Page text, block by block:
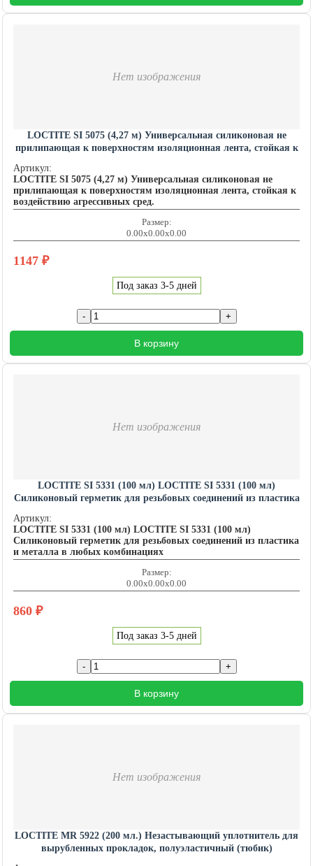
Нет изображения
LOCTITE SI 5075 (4,27 м) Универсальная силиконовая не
прилипающая к поверхностям изоляционная лента, стойкая к
Артикул:
LOCTITE SI 5075 (4,27 м) Универсальная силиконовая не
прилипающая к поверхностям изоляционная лента, стойкая к
воздействию агрессивных сред.
Размер:
0.00x0.00x0.00
1147 ₽
Под заказ 3-5 дней
В корзину
Нет изображения
LOCTITE SI 5331 (100 мл) LOCTITE SI 5331 (100 мл)
Силиконовый герметик для резьбовых соединений из пластика
Артикул:
LOCTITE SI 5331 (100 мл) LOCTITE SI 5331 (100 мл)
Силиконовый герметик для резьбовых соединений из пластика
и металла в любых комбинациях
Размер:
0.00x0.00x0.00
860 ₽
Под заказ 3-5 дней
В корзину
Нет изображения
LOCTITE MR 5922 (200 мл.) Незастывающий уплотнитель для
вырубленных прокладок, полуэластичный (тюбик)